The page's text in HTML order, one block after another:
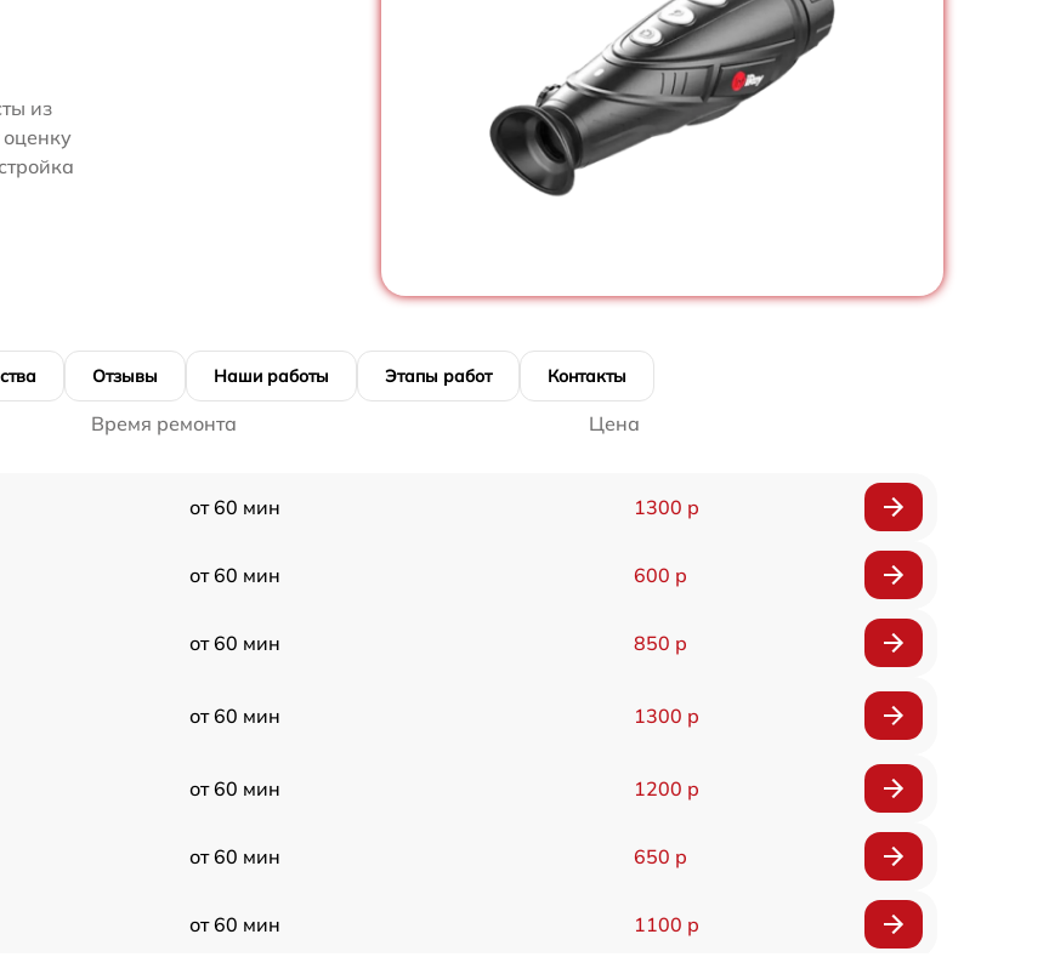
из
оценку
Отзывы Наши работы Этапы работ Контакты
Время ремонта Цена
от 60 мин 1300 р
от 60 мин 600 р
от 60 мин 850 р
от 60 мин 1300 р
от 60 мин 1200 р
от 60 мин 650 р
от 60 мин 1100 р